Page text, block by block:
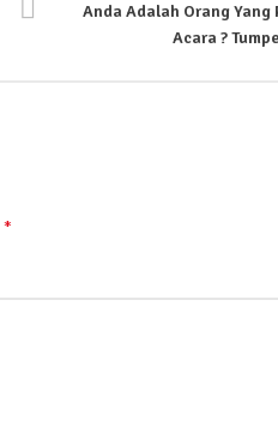
Anda Adalah Orang
Acara ?
*